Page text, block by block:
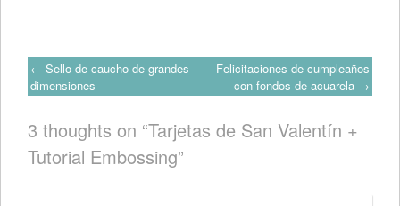
Post
navigation
← Sello de caucho de grandes
dimensiones
Felicitaciones de cumpleaños
con fondos de acuarela →
3 thoughts on “Tarjetas de San Valentín +
Tutorial Embossing”